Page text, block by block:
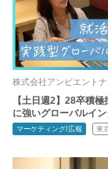
株式会社アンビエント
【土日週2】28卒積
に強いグローバルイン
マーケティング/広報 東